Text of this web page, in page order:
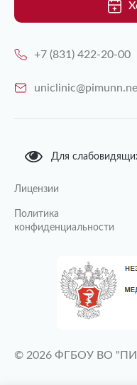
+7 (831) 422-20-00
Для
Лицензии
Политика
конфиденциальности
© 2026 ФГБОУ ВО